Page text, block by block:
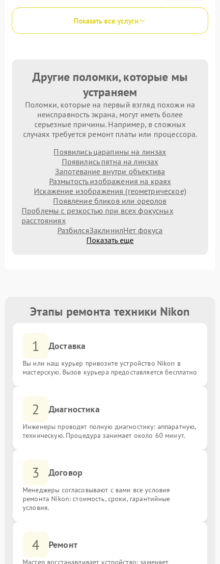
Показать все услуги
Другие поломки, которые мы
устраняем
Поломки, которые на первый взгляд похожи на
неисправность экрана, могут иметь более
серьезные причины. Например, в сложных
случаях требуется ремонт платы или процессора.
Появились царапины на линзах
Появились пятна на линзах
Запотевание внутри объектива
Размытость изображения на краях
Искажение изображения (геометрическое)
Появление бликов или ореолов
Проблемы с резкостью при всех фокусных
расстояниях
РазбилсяЗаклинилНет фокуса
Показать еще
Этапы ремонта техники Nikon
1 Доставка
Вы или наш курьер привозите устройство Nikon в
мастерскую. Вызов курьера предоставляется бесплатно
2 Диагностика
Инженеры проводят полную диагностику: аппаратную,
техническую. Процедура занимает около 60 минут.
3 Договор
Менеджеры согласовывают с вами все условия
ремонта Nikon: стоимость, сроки, гарантийные
условия.
4 Ремонт
Мастер восстанавливает устройство: заменяет